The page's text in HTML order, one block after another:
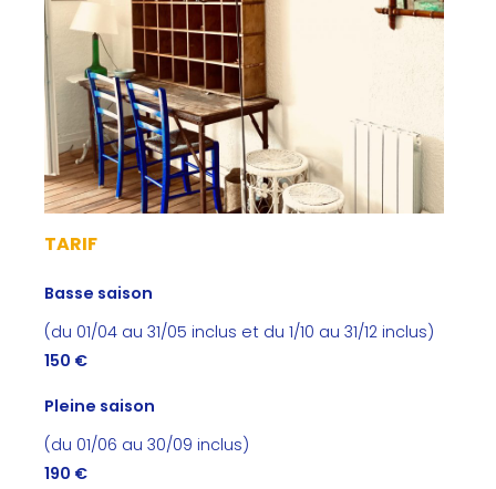
TARIF
Basse saison
(du 01/04 au 31/05 inclus et du 1/10 au 31/12 inclus)
150 €
Pleine saison
(du 01/06 au 30/09 inclus)
190 €